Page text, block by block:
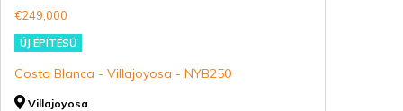
€249,000
ÚJ ÉPÍTÉSŰ
Costa Blanca - Villajoyosa - NYB250
Villajoyosa